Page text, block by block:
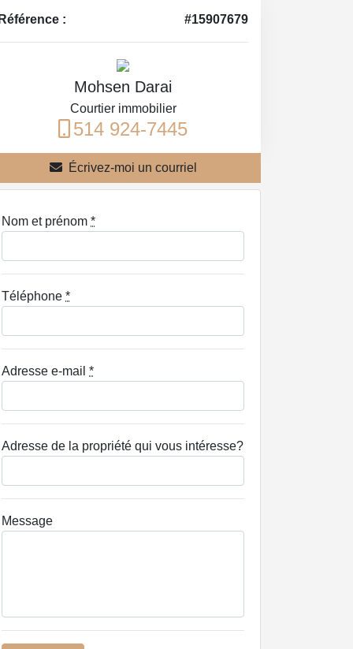
Référence : #15907679
Mohsen Darai
Courtier immobilier
514 924-7445
Écrivez-moi un courriel
Nom et prénom *
Téléphone *
Adresse e-mail *
Adresse de la propriété qui vous intéresse?
Message